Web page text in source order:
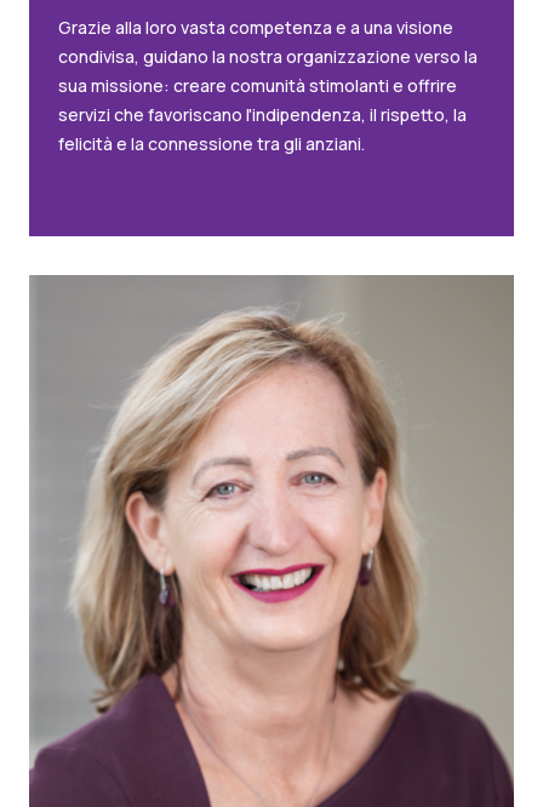
Grazie alla loro vasta competenza e a una visione
condivisa, guidano la nostra organizzazione verso la
sua missione: creare comunità stimolanti e offrire
servizi che favoriscano l'indipendenza, il rispetto, la
felicità e la connessione tra gli anziani.